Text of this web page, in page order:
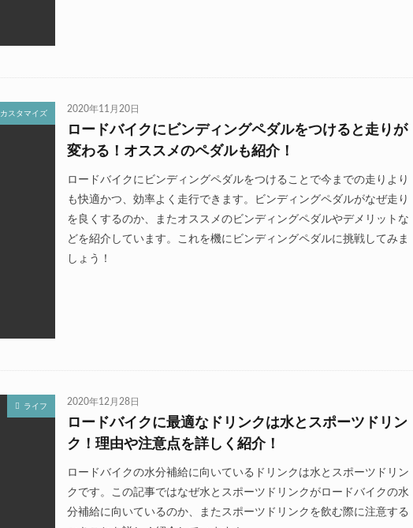
カスタマイズ 2020年11月20日
ロードバイクにビンディングペダルをつけると走りが
変わる！オススメのペダルも紹介！
ロードバイクにビンディングペダルをつけることで今までの走りより
も快適かつ、効率よく走行できます。ビンディングペダルがなぜ走り
を良くするのか、またオススメのビンディングペダルやデメリットな
どを紹介しています。これを機にビンディングペダルに挑戦してみま
しょう！
ライフ 2020年12月28日
ロードバイクに最適なドリンクは水とスポーツドリン
ク！理由や注意点を詳しく紹介！
ロードバイクの水分補給に向いているドリンクは水とスポーツドリン
クです。この記事ではなぜ水とスポーツドリンクがロードバイクの水
分補給に向いているのか、またスポーツドリンクを飲む際に注意する